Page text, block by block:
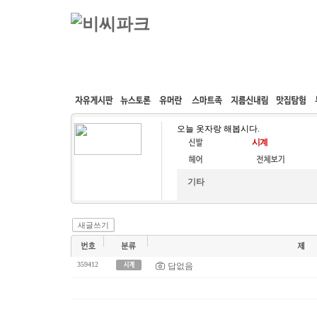
커뮤니티 속도패치 웹호스팅 공동구매
오늘 옷자랑 해봅시다.
기타
새글쓰기
359412 답없음